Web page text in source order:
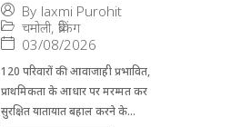
By laxmi Purohit
चमोली, ब्रेकिंग
03/08/2026
120 परिवारों की आवाजाही प्रभावित,
प्राथमिकता के आधार पर मरम्मत कर
सुरक्षित यातायात बहाल करने के...